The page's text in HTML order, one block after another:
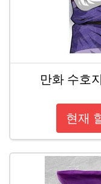
만화 수호
현재